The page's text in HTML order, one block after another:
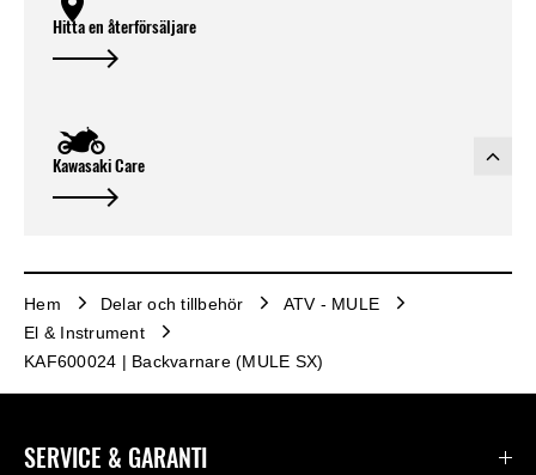
Hitta en återförsäljare
Kawasaki Care
Hem Delar och tillbehör
ATV - MULE
El & Instrument
KAF600024 | Backvarnare (MULE SX)
SERVICE & GARANTI